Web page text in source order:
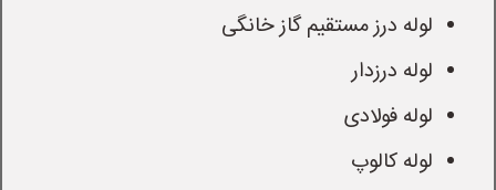
لوله درز مستقیم گاز خانگی
لوله درزدار
لوله فولادی
لوله کالوپ